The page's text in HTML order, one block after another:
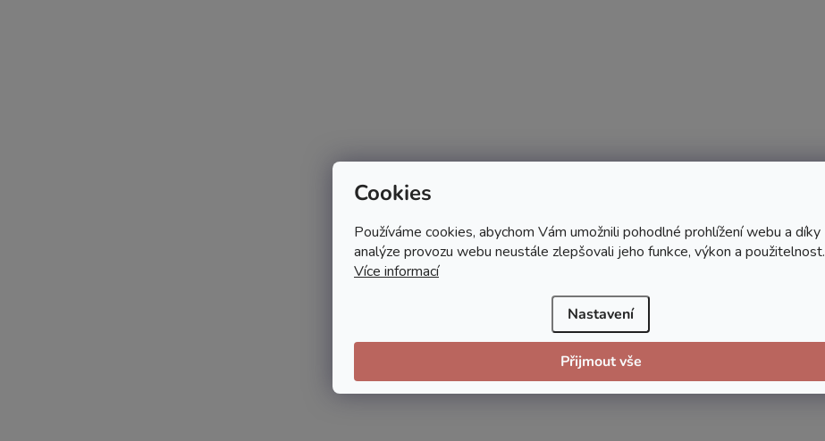
Cookies
Používáme cookies, abychom Vám umožnili pohodlné prohlížení webu a díky
analýze provozu webu neustále zlepšovali jeho funkce, výkon a použitelnost.
Více informací
Nastavení
Přijmout vše